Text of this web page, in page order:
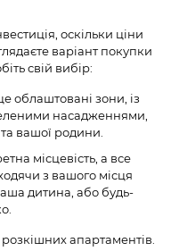
оскільки ціни
варіант покупки
свій вибір:
облаштовані зони, із
насадженнями,
вашої родини.
місцевість, а все
з вашого місця
дитина, або будь-
апартаментів.